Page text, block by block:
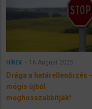
HÍREK 16 August 2025
Drága a határellenőrzés -
mégis újból
meghosszabbítják!